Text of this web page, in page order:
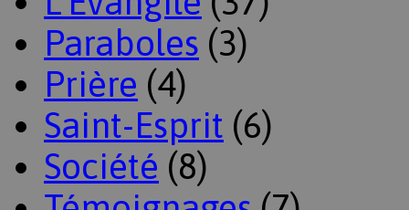
Paraboles (3)
Prière (4)
Saint-Esprit (6)
Société (8)